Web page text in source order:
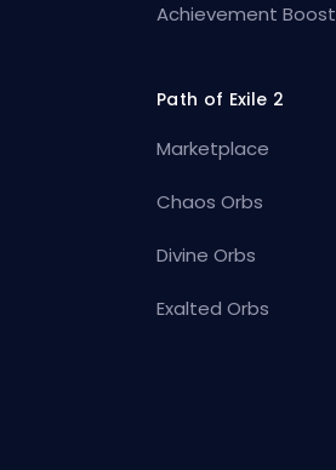
Achievement Boost
Path of Exile 2
Marketplace
Chaos Orbs
Divine Orbs
Exalted Orbs